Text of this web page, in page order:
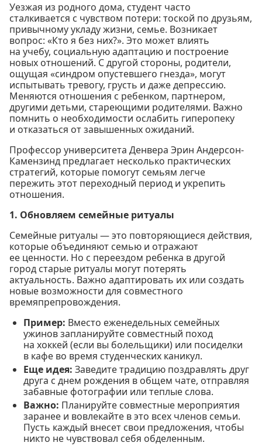
Уезжая из родного дома, студент часто
сталкивается с чувством потери: тоской по друзьям,
привычному укладу жизни, семье. Возникает
вопрос: «Кто я без них?». Это может влиять
на учебу, социальную адаптацию и построение
новых отношений. С другой стороны, родители,
ощущая «синдром опустевшего гнезда», могут
испытывать тревогу, грусть и даже депрессию.
Меняются отношения с ребенком, партнером,
другими детьми, стареющими родителями. Важно
помнить о необходимости ослабить гиперопеку
и отказаться от завышенных ожиданий.
Профессор университета Денвера Эрин Андерсон-
Камензинд предлагает несколько практических
стратегий, которые помогут семьям легче
пережить этот переходный период и укрепить
отношения.
1. Обновляем семейные ритуалы
Семейные ритуалы — это повторяющиеся действия,
которые объединяют семью и отражают
ее ценности. Но с переездом ребенка в другой
город старые ритуалы могут потерять
актуальность. Важно адаптировать их или создать
новые возможности для совместного
времяпрепровождения.
Пример: Вместо еженедельных семейных
ужинов запланируйте совместный поход
на хоккей (если вы болельщики) или посиделки
в кафе во время студенческих каникул.
Еще идея: Заведите традицию поздравлять друг
друга с днем рождения в общем чате, отправляя
забавные фотографии или теплые слова.
Важно: Планируйте совместные мероприятия
заранее и вовлекайте в это всех членов семьи.
Пусть каждый внесет свои предложения, чтобы
никто не чувствовал себя обделенным.